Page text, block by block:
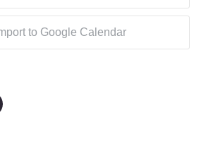
to Google Calendar